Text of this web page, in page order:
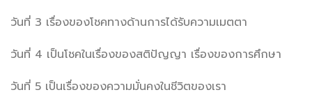
วันที่ 3 เรื่องของโชคทางด้านการได้รับความเมตตา
วันที่ 4 เป็นโชคในเรื่องของสติปัญญา เรื่องของการศึกษา
วันที่ 5 เป็นเรื่องของความมั่นคงในชีวิตของเรา